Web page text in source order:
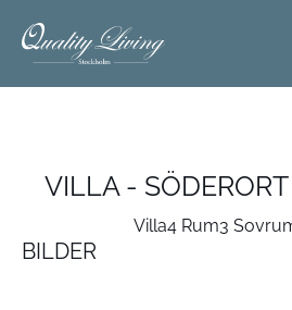
VILLA -
Villa4 Rum3
BILDER